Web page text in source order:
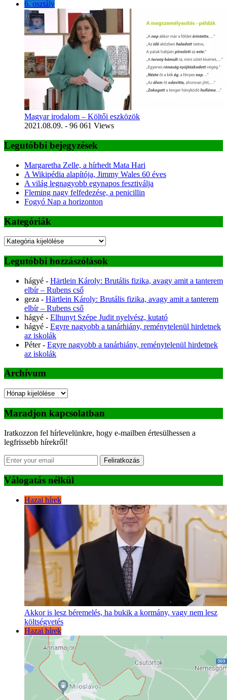
6. osztály
Magyar irodalom – Költői eszközök
2021.08.09. - 96 061 Views
Legutóbbi bejegyzések
Margaretha Zelle, a hírhedt Mata Hari
A Wikipédia alapítója, Jimmy Wales 60 éves
A világ legnagyobb egynapos fesztiválja
Fleming nagy felfedezése, a penicillin
Fogyó Nap a horizonton
Kategóriák
Kategóriák
Legutóbbi hozzászólások
hágyé - Härtlein Károly: Brutális fizika, avagy amit a tanterem
elbír – Rubens cső
geza - Härtlein Károly: Brutális fizika, avagy amit a tanterem
elbír – Rubens cső
hágyé - Elhunyt Szépe Judit nyelvész, kutató
hágyé - Egyre nagyobb a tanárhiány, reménytelenül hirdetnek
az iskolák
Péter- Egyre nagyobb a tanárhiány, reménytelenül hirdetnek
az iskolák
Archívum
Archívum
Maradjon kapcsolatban
Iratkozzon fel hírlevelünkre, hogy e-mailben értesülhessen a
legfrissebb hírekről!
Feliratkozás
Válogatás nélkül
Hazai hírek
Akkor is lesz béremelés, ha bukik a kormány, vagy nem lesz
költségvetés
Hazai hírek